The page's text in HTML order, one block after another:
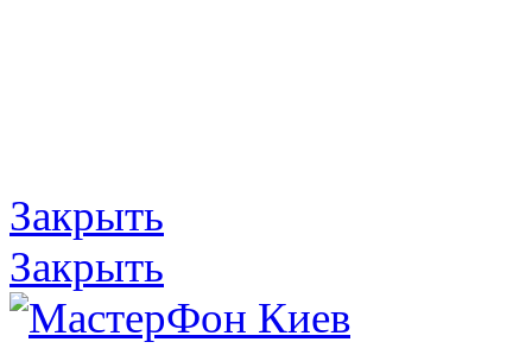
Закрыть
Закрыть